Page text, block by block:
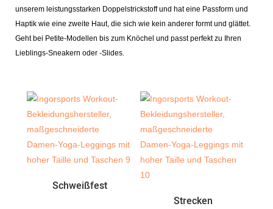
unserem leistungsstarken Doppelstrickstoff und hat eine Passform und
Haptik wie eine zweite Haut, die sich wie kein anderer formt und glättet.
Geht bei Petite-Modellen bis zum Knöchel und passt perfekt zu Ihren
Lieblings-Sneakern oder -Slides.
Schweißfest
Strecken